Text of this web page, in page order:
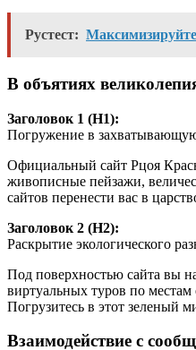
Рустест:
В объятиях
Заголовок 1 (H1):
Погружение в
Официальный сайт Рцоя
живописные пейзажи,
сайтов перенести вас в
Заголовок 2 (H2):
Раскрытие экологического
Под поверхностью сайта вы
виртуальных туров по
Погрузитесь в этот зеленый
Взаимодействие с